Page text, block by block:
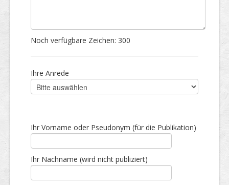
Noch verfügbare Zeichen: 300
Ihre Anrede
Ihr Vorname oder Pseudonym (für die Publikation)
Ihr Nachname (wird nicht publiziert)